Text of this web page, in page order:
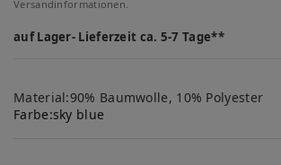
Versandinformationen.
auf Lager- Lieferzeit ca. 5-7 Tage**
Material:90% Baumwolle, 10% Polyester
Farbe:sky blue